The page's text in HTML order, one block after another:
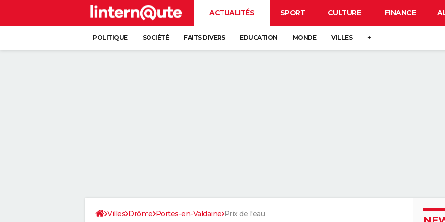
ACTUALITÉS SPORT CULTURE FINANCE
POLITIQUE SOCIÉTÉ FAITS DIVERS EDUCATION MONDE VILLES +
Villes Drôme Portes-en-Valdaine Prix de l'eau